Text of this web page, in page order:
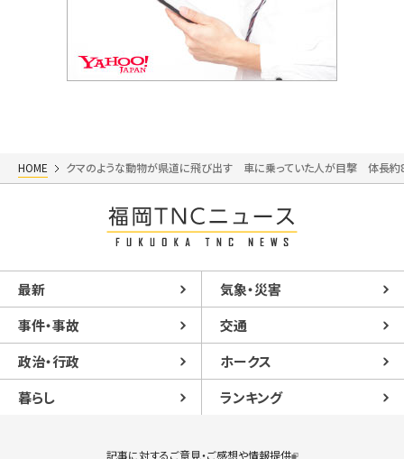
HOME クマのような動物が県道に飛び出す 車に乗っていた人が目撃 体長
最新
気象・災害
事件・事故
交通
政治・行政
ホークス
暮らし
ランキング
記事に対するご意見・ご感想や情報提供